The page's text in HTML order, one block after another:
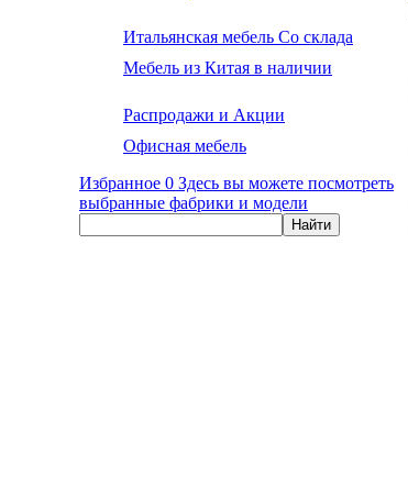
Итальянская мебель Со склада
Мебель из Китая в наличии
Распродажи и Акции
Офисная мебель
Избранное 0 Здесь вы можете посмотреть
выбранные фабрики и модели